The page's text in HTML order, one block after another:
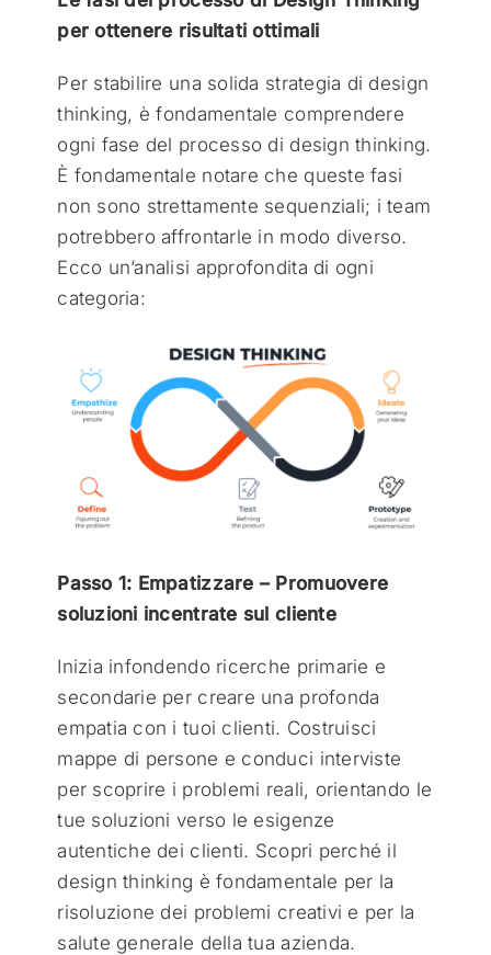
per ottenere risultati ottimali
Per stabilire una solida strategia di design
thinking, è fondamentale comprendere
ogni fase del processo di design thinking.
È fondamentale notare che queste fasi
non sono strettamente sequenziali; i team
potrebbero affrontarle in modo diverso.
Ecco un’analisi approfondita di ogni
categoria:
Passo 1: Empatizzare – Promuovere
soluzioni incentrate sul cliente
Inizia infondendo ricerche primarie e
secondarie per creare una profonda
empatia con i tuoi clienti. Costruisci
mappe di persone e conduci interviste
per scoprire i problemi reali, orientando le
tue soluzioni verso le esigenze
autentiche dei clienti. Scopri perché il
design thinking è fondamentale per la
risoluzione dei problemi creativi e per la
salute generale della tua azienda.